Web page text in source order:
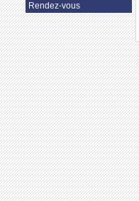
Rendez-vous